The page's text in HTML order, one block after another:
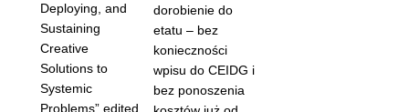
Deploying, and
Sustaining
Creative
Solutions to
Systemic
Problems” edited
dorobienie do
etatu – bez
konieczności
wpisu do CEIDG i
bez ponoszenia